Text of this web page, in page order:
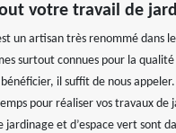
votre travail de
un artisan très renommé dans
surtout connues pour la qualité
il suffit de nous
pour réaliser vos travaux de
jardinage et d’espace vert sont